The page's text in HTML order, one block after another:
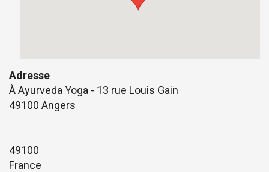
Adresse
À Ayurveda Yoga - 13 rue Louis Gain
49100 Angers
49100
France